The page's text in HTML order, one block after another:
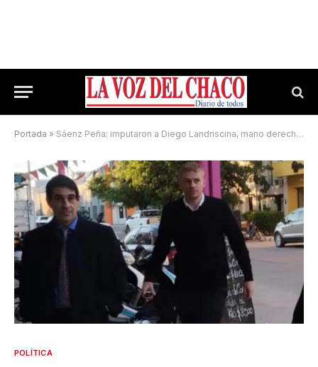
Portada » Sáenz Peña: imputaron a Diego Landriscina, mano derecha de Cipolini, por presunta malversación y operaciones financieras irregulares
POLÍTICA